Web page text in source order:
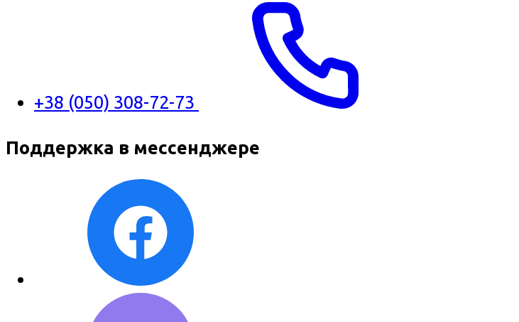
+38 (050) 308-72-73
Поддержка в мессенджере